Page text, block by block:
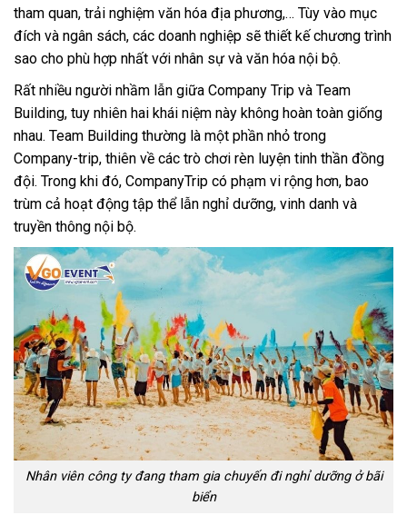
tham quan, trải nghiệm văn hóa địa phương,… Tùy vào mục
đích và ngân sách, các doanh nghiệp sẽ thiết kế chương trình
sao cho phù hợp nhất với nhân sự và văn hóa nội bộ.
Rất nhiều người nhầm lẫn giữa Company Trip và Team
Building, tuy nhiên hai khái niệm này không hoàn toàn giống
nhau. Team Building thường là một phần nhỏ trong
Company-trip, thiên về các trò chơi rèn luyện tinh thần đồng
đội. Trong khi đó, CompanyTrip có phạm vi rộng hơn, bao
trùm cả hoạt động tập thể lẫn nghỉ dưỡng, vinh danh và
truyền thông nội bộ.
Nhân viên công ty đang tham gia chuyến đi nghỉ dưỡng ở bãi
biển